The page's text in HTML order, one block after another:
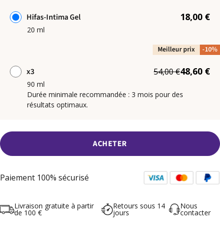
Hifas-Intima Gel 18,00 €
20 ml
Meilleur prix -10%
x3 54,00 €48,60 €
90 ml
Durée minimale recommandée : 3 mois pour des
résultats optimaux.
ACHETER
Paiement 100% sécurisé
Livraison gratuite à partir
de 100 €
Retours sous 14
jours
Nous
contacter